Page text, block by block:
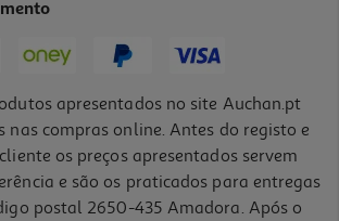
apresentados no site Auchan.pt
nas compras online. Antes do registo e
os preços apresentados servem
e são os praticados para entregas
postal 2650-435 Amadora. Após o